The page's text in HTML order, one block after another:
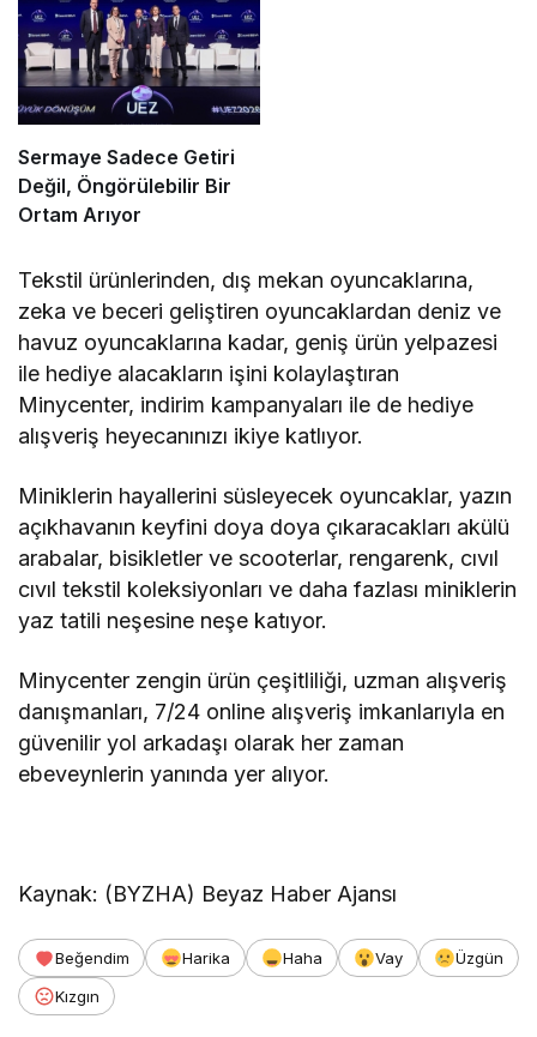
Sermaye Sadece Getiri
Değil, Öngörülebilir Bir
Ortam Arıyor
Tekstil ürünlerinden, dış mekan oyuncaklarına,
zeka ve beceri geliştiren oyuncaklardan deniz ve
havuz oyuncaklarına kadar, geniş ürün yelpazesi
ile hediye alacakların işini kolaylaştıran
Minycenter, indirim kampanyaları ile de hediye
alışveriş heyecanınızı ikiye katlıyor.
Miniklerin hayallerini süsleyecek oyuncaklar, yazın
açıkhavanın keyfini doya doya çıkaracakları akülü
arabalar, bisikletler ve scooterlar, rengarenk, cıvıl
cıvıl tekstil koleksiyonları ve daha fazlası miniklerin
yaz tatili neşesine neşe katıyor.
Minycenter zengin ürün çeşitliliği, uzman alışveriş
danışmanları, 7/24 online alışveriş imkanlarıyla en
güvenilir yol arkadaşı olarak her zaman
ebeveynlerin yanında yer alıyor.
Kaynak: (BYZHA) Beyaz Haber Ajansı
Beğendim Harika Haha Vay
Üzgün
Kızgın